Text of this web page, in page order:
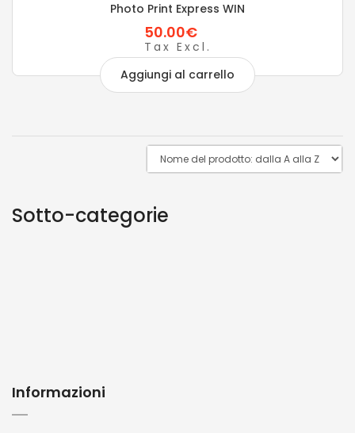
Photo Print Express WIN
50.00€
Tax Excl.
Aggiungi al carrello
Sotto-categorie
Informazioni